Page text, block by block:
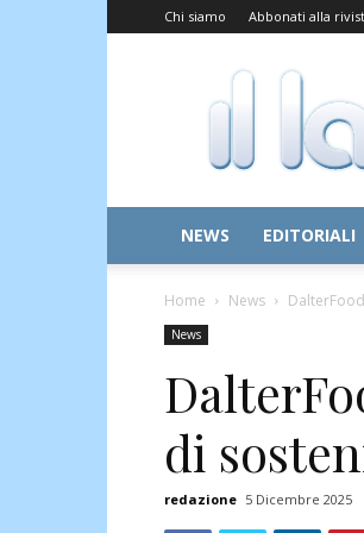
Chi siamo Abbonati alla
Il
Latte
NEWS EDITORIALI
Home News
News
di
redazione 5 Dicembre 2025